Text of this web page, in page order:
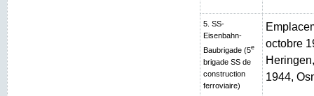
5. SS-
Eisenbahn-
Baubrigade (5e
brigade SS de
construction
ferroviaire)
octobre
1944,